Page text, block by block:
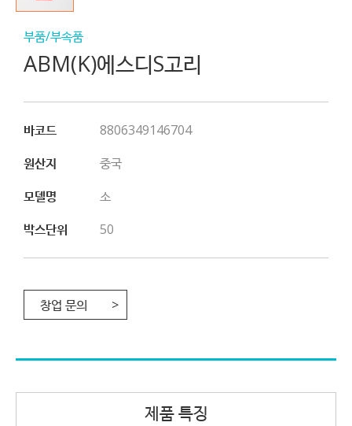
부품/부속품
ABM(K)에스디S고리
바코드
8806349146704
원산지
중국
모델명
소
박스단위
50
창업 문의
제품 특징